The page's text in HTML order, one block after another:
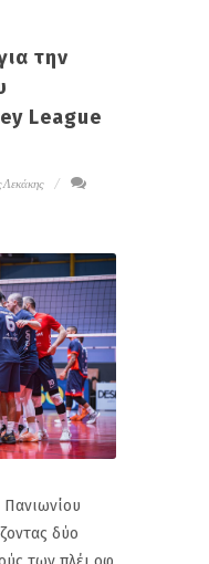
την
League
Λεκάκης
δύο